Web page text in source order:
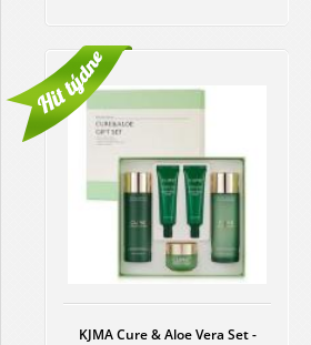
KJMA Cure & Aloe Vera Set -